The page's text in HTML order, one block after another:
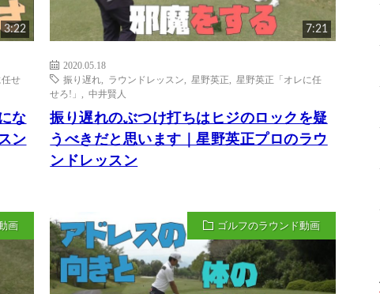
3:22
任せ
な
ン
7:21
2020.05.18
振り遅れ
ラウンドレッスン 星野英正
星野英正「オレに任
せろ!」
,中井賢人
振り遅れのぶつけ打ちはヒジのロックを疑
うべきだと思います｜星野英正プロのラウ
ンドレッスン
画 ゴルフのラウンド動画